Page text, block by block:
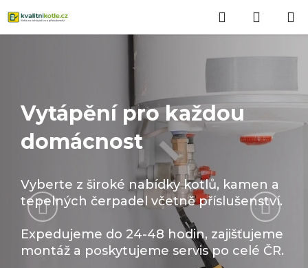
na
obsah
Hledat
KOŠÍK
Vytápění pro každou
domácnost
Vyberte z široké nabídky kotlů, kamen a
tepelných čerpadel včetně příslušenství.
Expedujeme do 24-48 hodin, zajišťujeme
montáž a poskytujeme servis po celé ČR.
Předchozí